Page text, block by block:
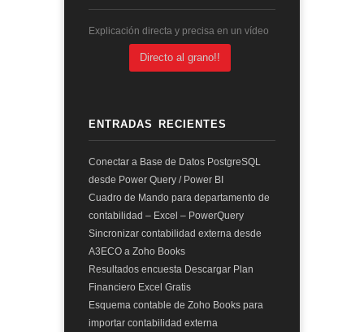
Explicación directa y precisa en un vídeo
Directo al grano!!
ENTRADAS RECIENTES
Conectar a Base de Datos PostgreSQL
desde Power Query / Power BI
Cuadro de Mando para departamento de
contabilidad – Excel – PowerQuery
Sincronizar contabilidad externa desde
A3ECO a Zoho Books
Resultados encuesta Descargar Plan
Financiero Excel Gratis
Esquema contable de Zoho Books para
importar contabilidad externa